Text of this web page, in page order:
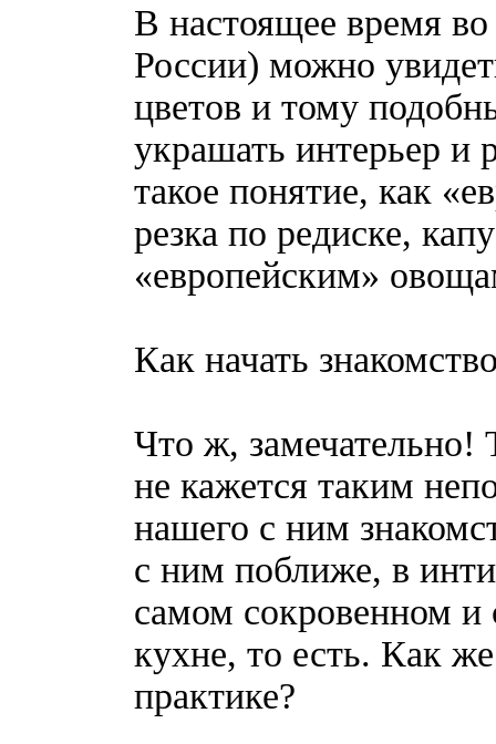
В настоящее время
России) можно
цветов и тому
украшать интерьер и
такое понятие, как
резка по редиске,
«европейским»
Как начать
Что ж, замечательно!
не кажется таким
нашего с ним
с ним поближе, в
самом сокровенном
кухне, то есть. Как
практике?